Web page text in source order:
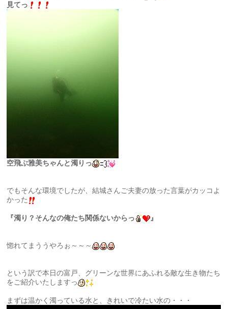
見てっ
空飛ぶ雅美ちゃんと濁りっ
でもそんな環境でしたが、結城さんご夫妻の放った言葉がカッコよ
かった
『濁り？そんなの俺たち関係ないからっ 』
惚れてまううやろぉ～～～
という訳で本日の富戸、グリーンな世界にあふれる敵な生き物たち
をご紹介いたしますっ
まずは温かく濁っている水と、きれいで冷たい水の・・・